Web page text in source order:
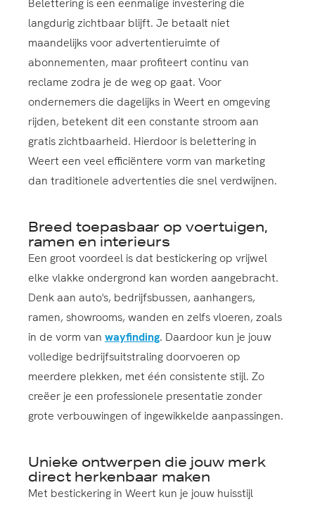
Belettering is een eenmalige investering die
langdurig zichtbaar blijft. Je betaalt niet
maandelijks voor advertentieruimte of
abonnementen, maar profiteert continu van
reclame zodra je de weg op gaat. Voor
ondernemers die dagelijks in Weert en omgeving
rijden, betekent dit een constante stroom aan
gratis zichtbaarheid. Hierdoor is belettering in
Weert een veel efficiëntere vorm van marketing
dan traditionele advertenties die snel verdwijnen.
Breed toepasbaar op voertuigen,
ramen en interieurs
Een groot voordeel is dat bestickering op vrijwel
elke vlakke ondergrond kan worden aangebracht.
Denk aan auto's, bedrijfsbussen, aanhangers,
ramen, showrooms, wanden en zelfs vloeren, zoals
in de vorm van wayfinding. Daardoor kun je jouw
volledige bedrijfsuitstraling doorvoeren op
meerdere plekken, met één consistente stijl. Zo
creëer je een professionele presentatie zonder
grote verbouwingen of ingewikkelde aanpassingen.
Unieke ontwerpen die jouw merk
direct herkenbaar maken
Met bestickering in Weert kun je jouw huisstijl